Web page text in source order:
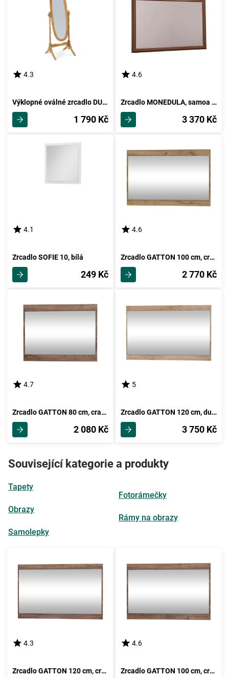
4.3
Výklopné oválné zrcadlo DUMAI, dub
1 790 Kč
4.6
Zrcadlo MONEDULA, samoa king
3 370 Kč
4.1
Zrcadlo SOFIE 10, bílá
249 Kč
4.6
Zrcadlo GATTON 100 cm, craft zlatý, 5 let záruka
2 770 Kč
4.7
Zrcadlo GATTON 80 cm, craft tobaco, 5 let záruka
2 080 Kč
5
Zrcadlo GATTON 120 cm, dub sonoma, 5 let záruka
3 750 Kč
Související kategorie a produkty
Tapety
Obrazy
Samolepky
Fotorámečky
Rámy na obrazy
4.3
Zrcadlo GATTON 120 cm, craft tobaco, 5 let záruka
4.6
Zrcadlo GATTON 100 cm, craft tobaco, 5 let záruka